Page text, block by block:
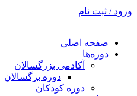
ورود / ثبت نام
صفحه اصلی
دوره‌ها
آکادمی بزرگسالان
دوره بزگسالان
دوره کودکان